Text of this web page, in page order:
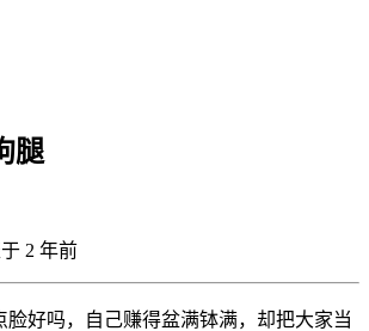
腿
2 年前
脸好吗，自己赚得盆满钵满，却把大家当